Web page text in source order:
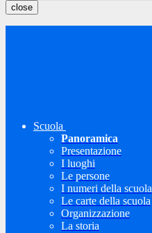
close
Scuola
Panoramica
Presentazione
I luoghi
Le persone
I numeri della scuola
Le carte della scuola
Organizzazione
La storia